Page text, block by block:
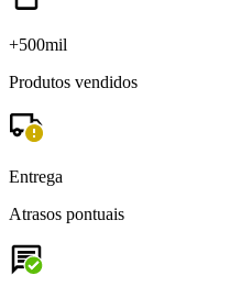
+500mil
Produtos vendidos
Entrega
Atrasos pontuais